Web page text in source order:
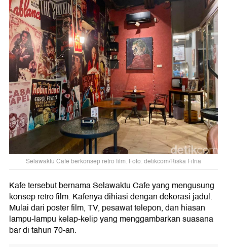
Selawaktu Cafe berkonsep retro film. Foto: detikcom/Riska Fitria
Kafe tersebut bernama Selawaktu Cafe yang mengusung
konsep retro film. Kafenya dihiasi dengan dekorasi jadul.
Mulai dari poster film, TV, pesawat telepon, dan hiasan
lampu-lampu kelap-kelip yang menggambarkan suasana
bar di tahun 70-an.